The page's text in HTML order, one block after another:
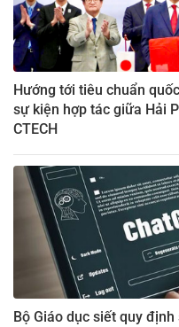
Hướng tới tiêu chuẩn
sự kiện hợp tác giữa Hải
CTECH
Bộ Giáo dục siết quy